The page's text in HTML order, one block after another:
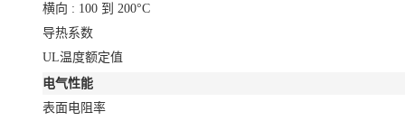
横向 : 100 到 200°C
导热系数
UL温度额定值
电气性能
表面电阻率